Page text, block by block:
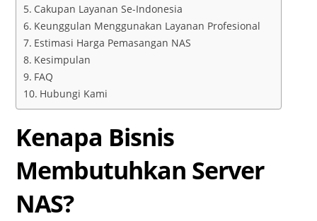
Cakupan Layanan Se-Indonesia
Keunggulan Menggunakan Layanan Profesional
Estimasi Harga Pemasangan NAS
Kesimpulan
FAQ
Hubungi Kami
Kenapa Bisnis
Membutuhkan Server
NAS?